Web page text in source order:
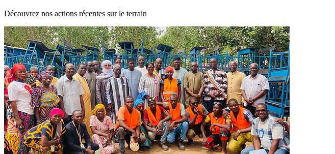
Découvrez nos actions récentes sur le terrain